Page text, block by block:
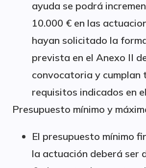
ayuda se podrá
10.000 € en las
hayan solicitado la
prevista en el Anexo II
convocatoria y cumplan
requisitos indicados en
Presupuesto mínimo y
El presupuesto mínimo
la actuación deberá ser